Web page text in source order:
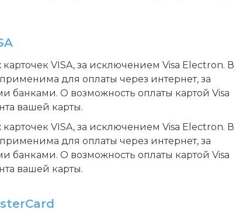
VISA, за исключением Visa Electron. В
для оплаты через интернет, за
О возможность оплаты картой Visa
вашей карты.
VISA, за исключением Visa Electron. В
для оплаты через интернет, за
О возможность оплаты картой Visa
вашей карты.